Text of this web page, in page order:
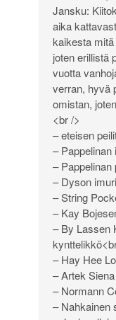
Jansku:
aika
kaikesta
joten erillistä
vuotta
verran, hyvä
omistan,
<br />
– eteisen
–
– Pappelinan
– Dyson
– String
– Kay
– By Lassen
– Hay Hee
– Artek
– Normann
– Nahkainen